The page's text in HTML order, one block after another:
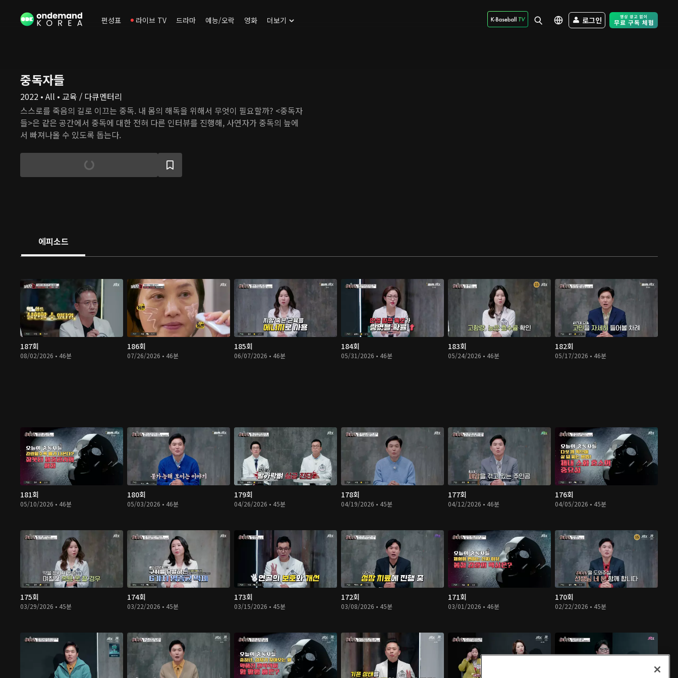
편성표 라이브 TV 드라마 예능/오락 영화 더보기 로그인 Free Trial -
중독자들
2022 • All • 교육 / 다큐멘터리
스스로를 죽음의 길로 이끄는 중독. 내 몸의 해독을 위해서 무엇이 필요할까? <중독자
들>은 같은 공간에서 중독에 대한 전혀 다른 인터뷰를 진행해, 사연자가 중독의 늪에
서 빠져나올 수 있도록 돕는다.
에피소드
187회
08/02/2026 • 46분
186회
07/26/2026 • 46분
185회
06/07/2026 • 46분
184회
05/31/2026 • 46분
183회
05/24/2026 • 46분
182회
05/17/2026 • 46분
181회
05/10/2026 • 46분
180회
05/03/2026 • 46분
179회
04/26/2026 • 45분
178회
04/19/2026 • 45분
177회
04/12/2026 • 46분
176회
04/05/2026 • 45분
175회
03/29/2026 • 45분
174회
03/22/2026 • 45분
173회
03/15/2026 • 45분
172회
03/08/2026 • 45분
171회
03/01/2026 • 46분
170회
02/22/2026 • 45분